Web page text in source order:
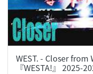
WEST. - Closer from
『WESTA!』 2025-